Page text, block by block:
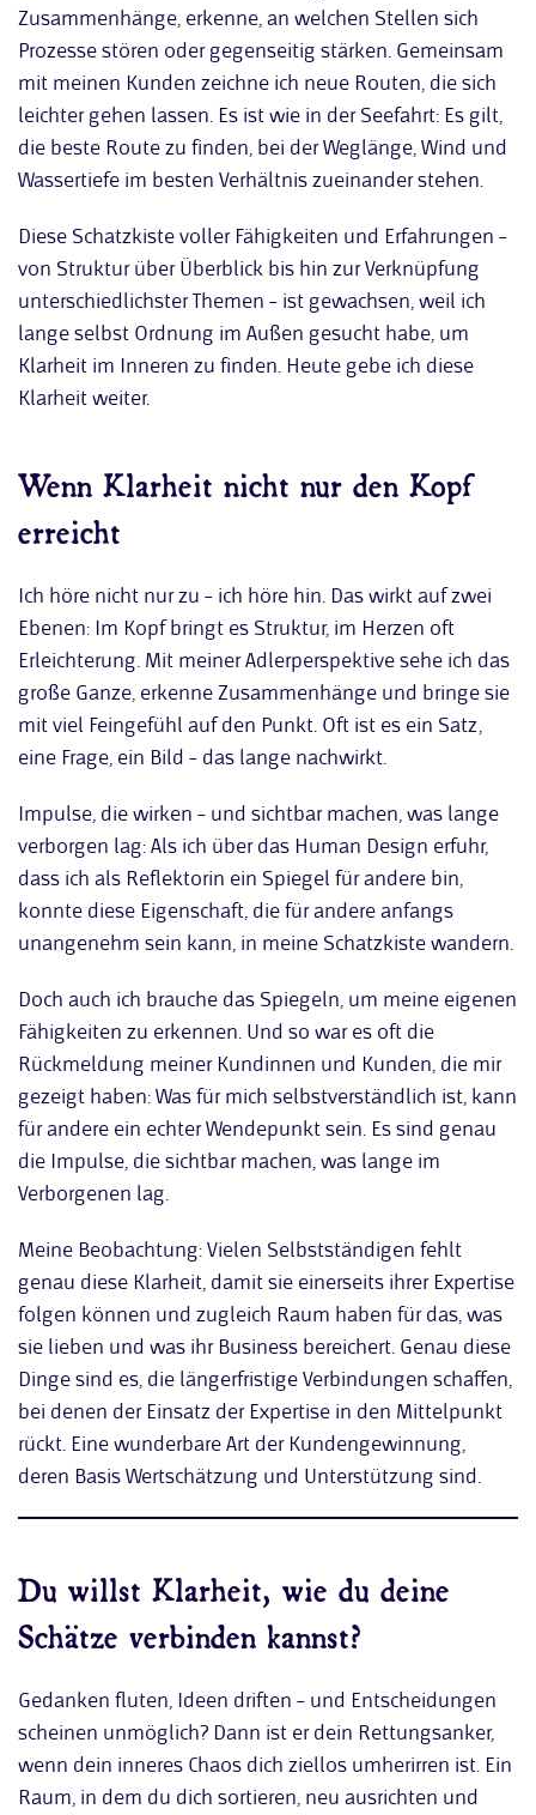
Zusammenhänge, erkenne, an welchen Stellen sich
Prozesse stören oder gegenseitig stärken. Gemeinsam
mit meinen Kunden zeichne ich neue Routen, die sich
leichter gehen lassen. Es ist wie in der Seefahrt: Es gilt,
die beste Route zu finden, bei der Weglänge, Wind und
Wassertiefe im besten Verhältnis zueinander stehen.
Diese Schatzkiste voller Fähigkeiten und Erfahrungen –
von Struktur über Überblick bis hin zur Verknüpfung
unterschiedlichster Themen – ist gewachsen, weil ich
lange selbst Ordnung im Außen gesucht habe, um
Klarheit im Inneren zu finden. Heute gebe ich diese
Klarheit weiter.
Wenn Klarheit nicht nur den Kopf
erreicht
Ich höre nicht nur zu – ich höre hin. Das wirkt auf zwei
Ebenen: Im Kopf bringt es Struktur, im Herzen oft
Erleichterung. Mit meiner Adlerperspektive sehe ich das
große Ganze, erkenne Zusammenhänge und bringe sie
mit viel Feingefühl auf den Punkt. Oft ist es ein Satz,
eine Frage, ein Bild – das lange nachwirkt.
Impulse, die wirken – und sichtbar machen, was lange
verborgen lag: Als ich über das Human Design erfuhr,
dass ich als Reflektorin ein Spiegel für andere bin,
konnte diese Eigenschaft, die für andere anfangs
unangenehm sein kann, in meine Schatzkiste wandern.
Doch auch ich brauche das Spiegeln, um meine eigenen
Fähigkeiten zu erkennen. Und so war es oft die
Rückmeldung meiner Kundinnen und Kunden, die mir
gezeigt haben: Was für mich selbstverständlich ist, kann
für andere ein echter Wendepunkt sein. Es sind genau
die Impulse, die sichtbar machen, was lange im
Verborgenen lag.
Meine Beobachtung: Vielen Selbstständigen fehlt
genau diese Klarheit, damit sie einerseits ihrer Expertise
folgen können und zugleich Raum haben für das, was
sie lieben und was ihr Business bereichert. Genau diese
Dinge sind es, die längerfristige Verbindungen schaffen,
bei denen der Einsatz der Expertise in den Mittelpunkt
rückt. Eine wunderbare Art der Kundengewinnung,
deren Basis Wertschätzung und Unterstützung sind.
Du willst Klarheit, wie du deine
Schätze verbinden kannst?
Gedanken fluten, Ideen driften – und Entscheidungen
scheinen unmöglich? Dann ist er dein Rettungsanker,
wenn dein inneres Chaos dich ziellos umherirren ist. Ein
Raum, in dem du dich sortieren, neu ausrichten und